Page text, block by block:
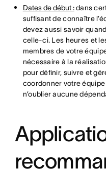
Dates de début :dans
suffisant de connaître
devez aussi savoir
celle-ci. Les heures et
membres de votre
nécessaire à la
pour définir, suivre et
coordonner votre
n’oublier aucune